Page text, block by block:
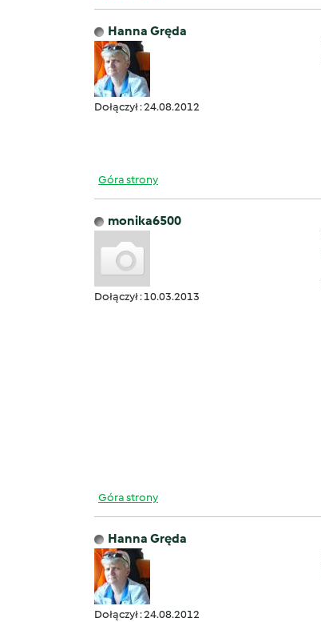
Hanna Gręda
Dołączył : 24.08.2012
Góra strony
monika6500
Dołączył : 10.03.2013
Góra strony
Hanna Gręda
Dołączył : 24.08.2012